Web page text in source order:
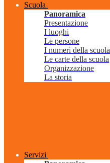
Scuola
Panoramica
Presentazione
I luoghi
Le persone
I numeri della scuola
Le carte della scuola
Organizzazione
La storia
Servizi